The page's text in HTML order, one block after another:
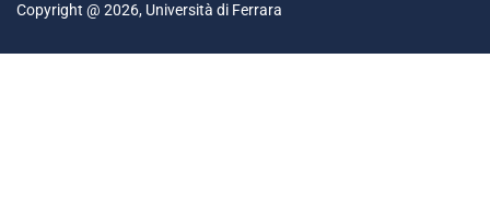
Copyright @ 2026, Università di Ferrara